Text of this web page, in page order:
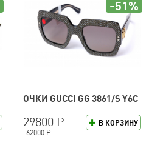
ОЧКИ GUCCI GG 3861/S Y6C
В КОРЗИНУ
29800 Р.
62000 Р.
-51%